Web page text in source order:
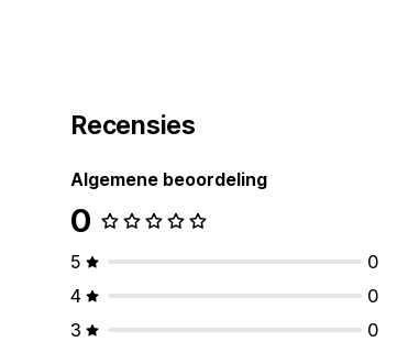
Recensies
Algemene beoordeling
0
5
0
4
0
3
0